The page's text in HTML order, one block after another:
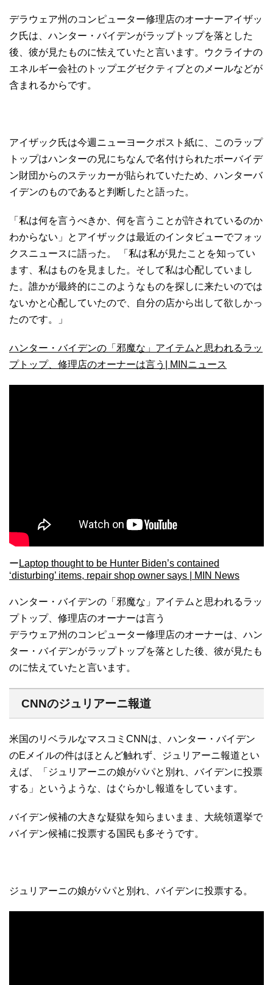
デラウェア州のコンピューター修理店のオーナーアイザッ
ク氏は、ハンター・バイデンがラップトップを落とした
後、彼が見たものに怯えていたと言います。ウクライナの
エネルギー会社のトップエグゼクティブとのメールなどが
含まれるからです。
アイザック氏は今週ニューヨークポスト紙に、このラップ
トップはハンターの兄にちなんで名付けられたボーバイデ
ン財団からのステッカーが貼られていたため、ハンターバ
イデンのものであると判断したと語った。
「私は何を言うべきか、何を言うことが許されているのか
わからない」とアイザックは最近のインタビューでフォッ
クスニュースに語った。 「私は私が見たことを知ってい
ます、私はものを見ました。そして私は心配していまし
た。誰かが最終的にこのようなものを探しに来たいのでは
ないかと心配していたので、自分の店から出して欲しかっ
たのです。」
ハンター・バイデンの「邪魔な」アイテムと思われるラッ
プトップ、修理店のオーナーは言う| MINニュース
ー Laptop thought to be Hunter Biden’s contained
‘disturbing’ items, repair shop owner says | MIN News
ハンター・バイデンの「邪魔な」アイテムと思われるラッ
プトップ、修理店のオーナーは言う
デラウェア州のコンピューター修理店のオーナーは、ハン
ター・バイデンがラップトップを落とした後、彼が見たも
のに怯えていたと言います。
CNNのジュリアーニ報道
米国のリベラルなマスコミCNNは、ハンター・バイデン
のEメイルの件はほとんど触れず、ジュリアーニ報道とい
えば、「ジュリアーニの娘がパパと別れ、バイデンに投票
する」というような、はぐらかし報道をしています。
バイデン候補の大きな疑獄を知らまいまま、大統領選挙で
バイデン候補に投票する国民も多そうです。
ジュリアーニの娘がパパと別れ、バイデンに投票する。